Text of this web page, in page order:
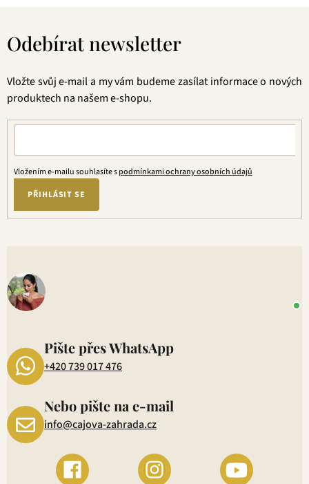
Odebírat newsletter
Vložte svůj e-mail a my vám budeme zasílat informace o nových
produktech na našem e-shopu.
Vložením e-mailu souhlasíte spodmínkami ochrany osobních údajů
PŘIHLÁSIT SE
Pište přes WhatsApp
+420 739 017 476
Nebo pište na e-mail
info@cajova-zahrada.cz